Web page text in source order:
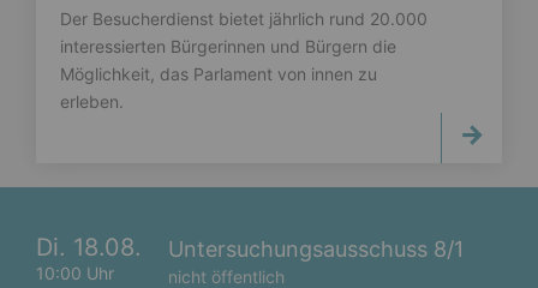
Der Besucherdienst bietet jährlich rund 20.000
interessierten Bürgerinnen und Bürgern die
Möglichkeit, das Parlament von innen zu
erleben.
Di. 18.08.
10:00 Uhr
Untersuchungsausschuss 8/1
nicht öffentlich